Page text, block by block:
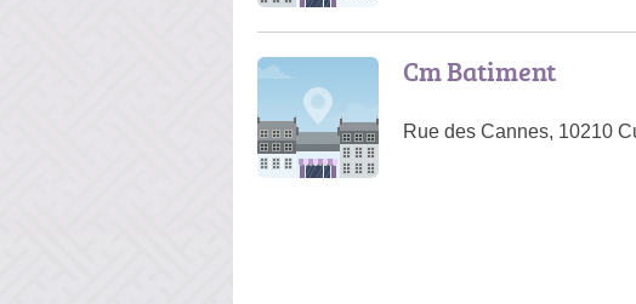
Cm Batiment
Rue des Cannes, 10210